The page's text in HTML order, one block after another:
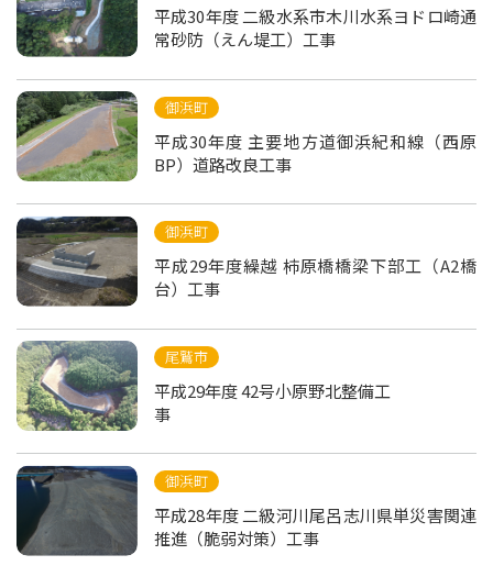
平成30年度 二級水系市木川水系ヨドロ崎通
常砂防（えん堤工）工事
御浜町
平成30年度 主要地方道御浜紀和線（西原
BP）道路改良工事
御浜町
平成29年度繰越 柿原橋橋梁下部工（A2橋
台）工事
尾鷲市
平成29年度 42号小原野北整備工
事
御浜町
平成28年度 二級河川尾呂志川県単災害関連
推進（脆弱対策）工事